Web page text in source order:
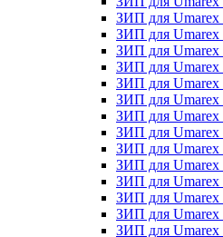
ЗИП для Umarex
ЗИП для Umarex
ЗИП для Umarex
ЗИП для Umarex
ЗИП для Umarex
ЗИП для Umarex
ЗИП для Umarex
ЗИП для Umarex
ЗИП для Umarex
ЗИП для Umarex
ЗИП для Umarex
ЗИП для
ЗИП для Umarex
ЗИП для Umarex